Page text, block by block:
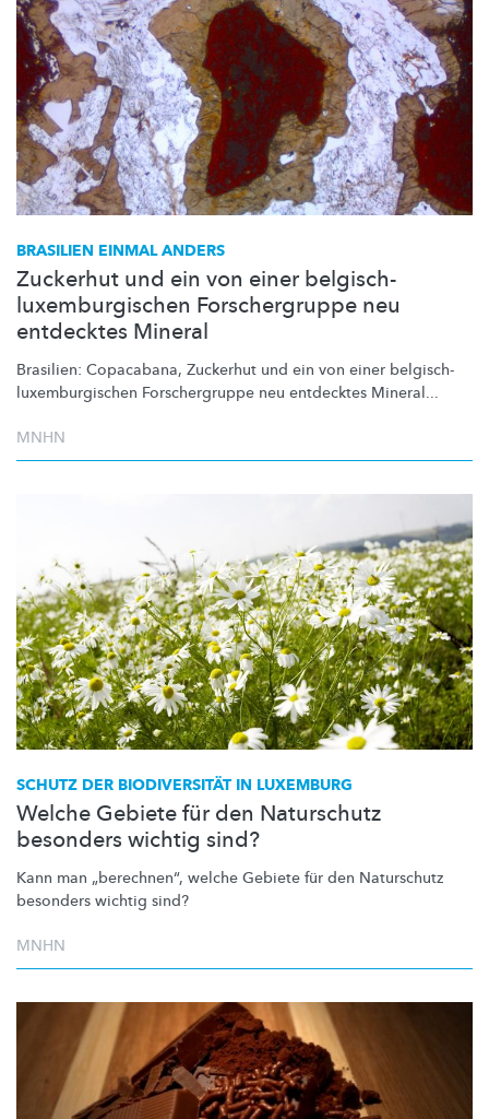
BRASILIEN EINMAL ANDERS
Zuckerhut und ein von einer belgisch-
luxemburgischen Forschergruppe neu
entdecktes Mineral
Brasilien: Copacabana, Zuckerhut und ein von einer belgisch-
luxemburgischen Forschergruppe neu entdecktes Mineral...
MNHN
SCHUTZ DER BIODIVERSITÄT IN LUXEMBURG
Welche Gebiete für den Naturschutz
besonders wichtig sind?
Kann man „berechnen“, welche Gebiete für den Naturschutz
besonders wichtig sind?
MNHN